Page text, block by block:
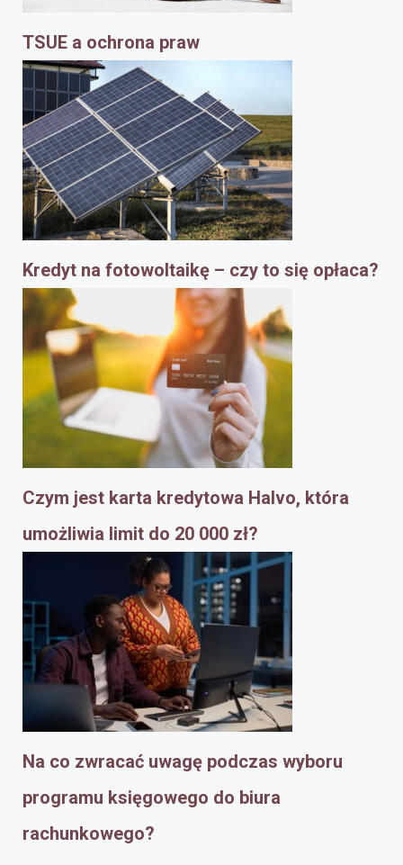
TSUE a ochrona praw
Kredyt na fotowoltaikę – czy to się opłaca?
Czym jest karta kredytowa Halvo, która
umożliwia limit do 20 000 zł?
Na co zwracać uwagę podczas wyboru
programu księgowego do biura
rachunkowego?